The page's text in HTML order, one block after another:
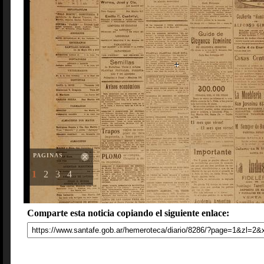
PAGINAS
1 2 3 4
Comparte esta noticia copiando el siguiente enlace: